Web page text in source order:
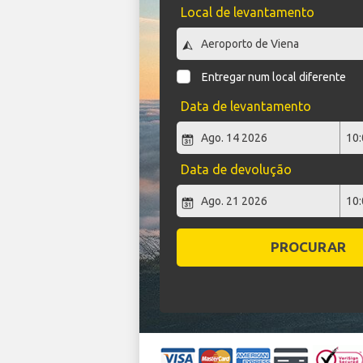
Local de levantamento
Entregar num local diferente
Data de levantamento
Data de devolução
PROCURAR